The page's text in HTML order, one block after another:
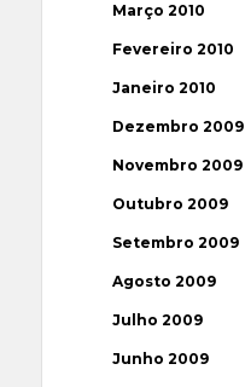
Março 2010
Fevereiro 2010
Janeiro 2010
Dezembro 2009
Novembro 2009
Outubro 2009
Setembro 2009
Agosto 2009
Julho 2009
Junho 2009